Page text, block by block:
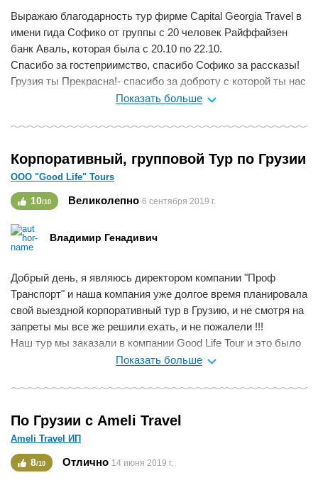
Выражаю благодарность тур фирме Capital Georgia Travel в
имени гида Софико от группы с 20 человек Райффайзен
банк Аваль, которая была с 20.10 по 22.10.
Спасибо за гостеприимство, спасибо Софико за рассказы!
Грузия ты Прекрасна!- спасибо за доброту с которой ты нас
встретила, за природу, Храмы, вино, еду, за ночной
Грузия!!!
Показать больше
Корпоративный, групповой Тур по Грузии
ООО "Good Life" Tours
10/10 Великолепно 6 сентября 2019 г.
Владимир Генадивич
Добрый день, я являюсь директором компании "Проф
Транспорт" и наша компания уже долгое время планировала
свой выездной корпоративный тур в Грузию, и не смотря на
запреты мы все же решили ехать, и не пожалели !!!
Наш тур мы заказали в компании Good Life Tour и это было
самым правильным решением !
этой поездки,мы очень рады что наш тур организовали
профессиональны подход к своему делу но та забота,
ответственность и кавказкое гостеприимство которое мы
получили от сотрудников Good Life Tour, нам запомнятся на
всю жизнь.
Показать больше
По Грузии с Ameli Travel
Ameli Travel ИП
8/10 Отлично 14 июня 2019 г.